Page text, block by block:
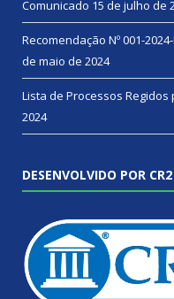
Comunicado 15 de julho de
Recomendação Nº 001-
de maio de 2024
Lista de Processos Regidos
2024
DESENVOLVIDO POR CR2